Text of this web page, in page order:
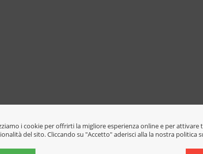
i cookie per offrirti la migliore esperienza online e per attivare
del sito. Cliccando su "Accetto" aderisci alla la nostra politica